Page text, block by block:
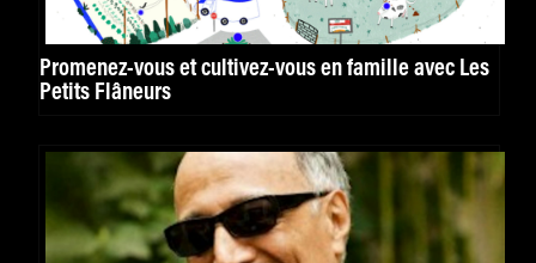
Promenez-vous et cultivez-vous en famille avec Les
Petits Flâneurs